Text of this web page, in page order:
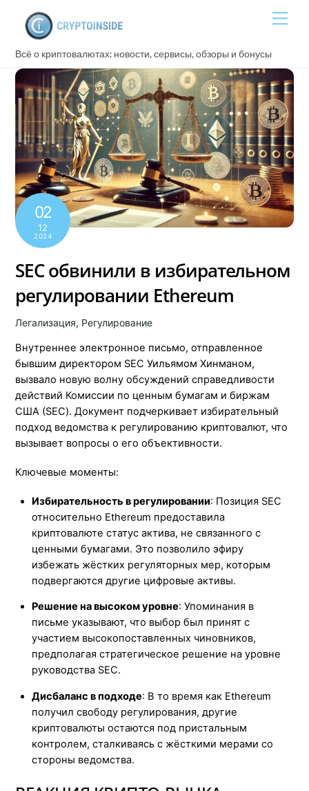
content
Всё о криптовалютах: новости, сервисы, обзоры и бонусы
02
12
2024
SEC обвинили в избирательном
регулировании Ethereum
Легализация, Регулирование
Внутреннее электронное письмо, отправленное
бывшим директором SEC Уильямом Хинманом,
вызвало новую волну обсуждений справедливости
действий Комиссии по ценным бумагам и биржам
США (SEC). Документ подчеркивает избирательный
подход ведомства к регулированию криптовалют, что
вызывает вопросы о его объективности.
Ключевые моменты:
Избирательность в регулировании: Позиция SEC
относительно Ethereum предоставила
криптовалюте статус актива, не связанного с
ценными бумагами. Это позволило эфиру
избежать жёстких регуляторных мер, которым
подвергаются другие цифровые активы.
Решение на высоком уровне: Упоминания в
письме указывают, что выбор был принят с
участием высокопоставленных чиновников,
предполагая стратегическое решение на уровне
руководства SEC.
Дисбаланс в подходе: В то время как Ethereum
получил свободу регулирования, другие
криптовалюты остаются под пристальным
контролем, сталкиваясь с жёсткими мерами со
стороны ведомства.